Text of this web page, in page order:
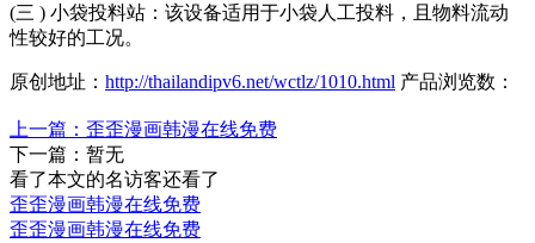
(三 ) 小袋投料站：该设备适用于小袋人工投料，且物料流动
性较好的工况。
原创地址： http://thailandipv6.net/wctlz/1010.html 产品浏览数：
上一篇：歪歪漫画韩漫在线免费
下一篇：暂无
看了本文的名访客还看了
歪歪漫画韩漫在线免费
歪歪漫画韩漫在线免费